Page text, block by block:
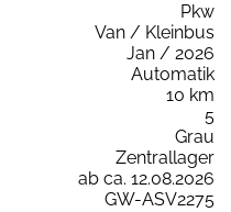
Pkw
Van / Kleinbus
Jan / 2026
Automatik
10 km
5
Grau
Zentrallager
ab ca. 12.08.2026
GW-ASV2275